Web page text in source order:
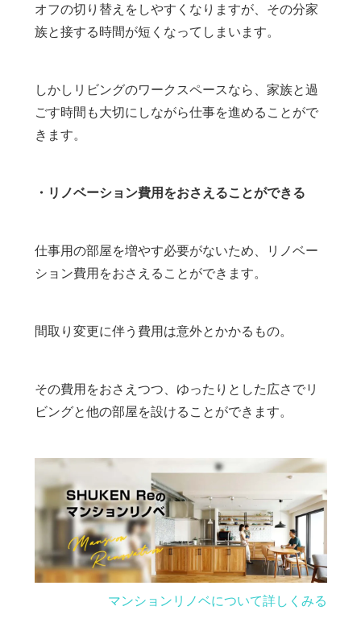
オフの切り替えをしやすくなりますが、その分家
族と接する時間が短くなってしまいます。
しかしリビングのワークスペースなら、家族と過
ごす時間も大切にしながら仕事を進めることがで
きます。
・リノベーション費用をおさえることができる
仕事用の部屋を増やす必要がないため、リノベー
ション費用をおさえることができます。
間取り変更に伴う費用は意外とかかるもの。
その費用をおさえつつ、ゆったりとした広さでリ
ビングと他の部屋を設けることができます。
マンションリノベについて詳しくみる